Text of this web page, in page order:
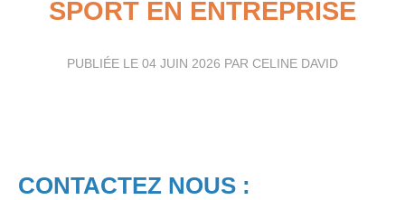
SPORT EN ENTREPRISE
PUBLIÉE LE 04 JUIN 2026 PAR CELINE DAVID
CONTACTEZ NOUS :